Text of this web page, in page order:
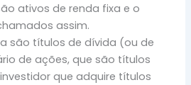
ativos de renda fixa e o
assim.
são títulos de dívida (ou de
de ações, que são títulos
que adquire títulos